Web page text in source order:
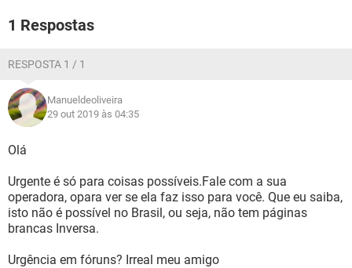
1 Respostas
RESPOSTA 1 / 1
Manueldeoliveira
29 out 2019 às 04:35
Olá
Urgente é só para coisas possíveis.Fale com a sua
operadora, opara ver se ela faz isso para você. Que eu saiba,
isto não é possível no Brasil, ou seja, não tem páginas
brancas Inversa.
Urgência em fóruns? Irreal meu amigo